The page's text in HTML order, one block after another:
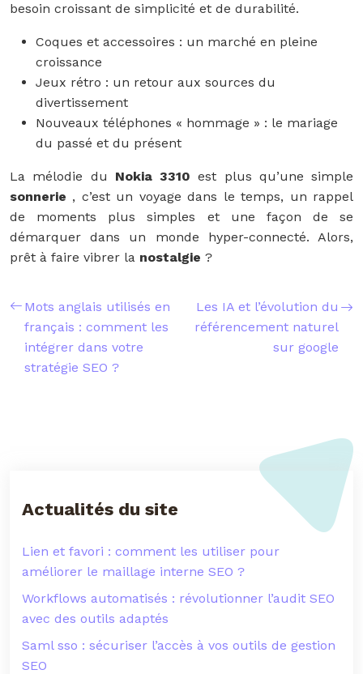
besoin croissant de simplicité et de durabilité.
Coques et accessoires : un marché en pleine
croissance
Jeux rétro : un retour aux sources du
divertissement
Nouveaux téléphones « hommage » : le mariage
du passé et du présent
La mélodie du Nokia 3310est plus qu’une simple
sonnerie , c’est un voyage dans le temps, un rappel
de moments plus simples et une façon de se
démarquer dans un monde hyper-connecté. Alors,
prêt à faire vibrer la nostalgie ?
Mots anglais utilisés en
français : comment les
intégrer dans votre
stratégie SEO ?
Les IA et l’évolution du
référencement naturel
sur google
Actualités du site
Lien et favori : comment les utiliser pour
améliorer le maillage interne SEO ?
Workflows automatisés : révolutionner l’audit SEO
avec des outils adaptés
Saml sso : sécuriser l’accès à vos outils de gestion
SEO